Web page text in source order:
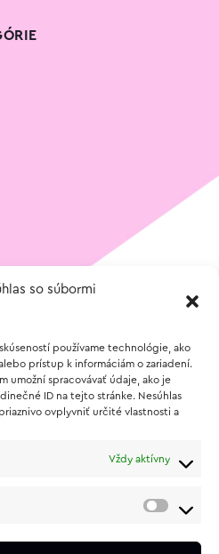
so súbormi
používame technológie, ako
prístup k informáciám o zariadení.
umožní spracovávať údaje, ako je
ID na tejto stránke. Nesúhlas
ovplyvniť určité vlastnosti a
Vždy aktívny